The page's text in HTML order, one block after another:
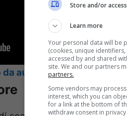
da auto-doc.it
Store and/or
Learn more
Your personal data will be
(cookies, unique
accessed by and shared
site. We and our partners
partners.
Some vendors may
interest, which you can
for a link at the bottom of
withdraw consent in